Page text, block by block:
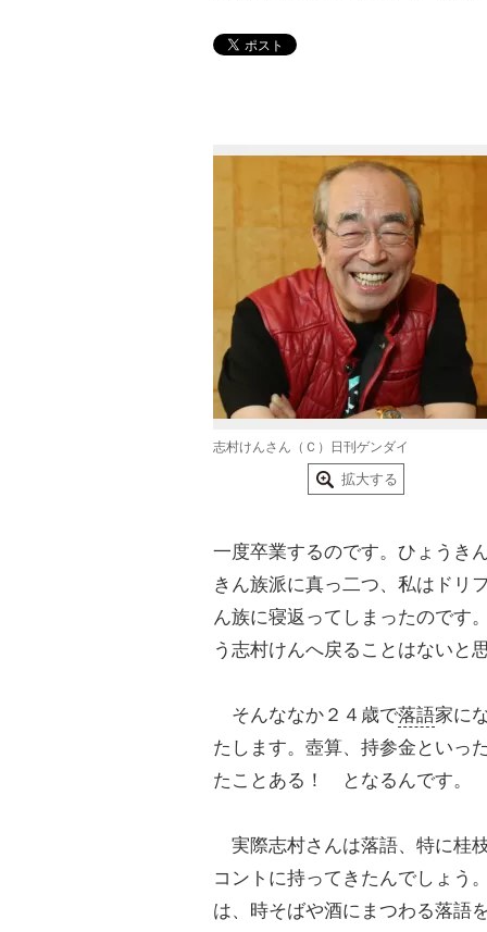
志村けんさん（Ｃ）日刊ゲンダイ
拡大する
一度卒業するのです。ひょうき
きん族派に真っ二つ、私はドリ
ん族に寝返ってしまったのです
う志村けんへ戻ることはないと
そんななか２４歳で落語家に
たします。壺算、持参金といっ
たことある！ となるんです。
実際志村さんは落語、特に桂
コントに持ってきたんでしょう
は、時そばや酒にまつわる落語